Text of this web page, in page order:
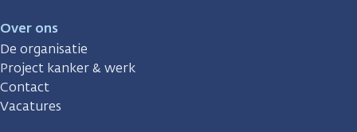
Over ons
De organisatie
Project kanker & werk
Contact
Vacatures